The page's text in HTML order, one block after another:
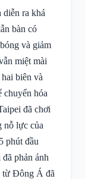
diễn ra khá
bàn có
và giảm
miệt mài
biên và
chuyển hóa
đã chơi
nỗ lực của
phút đầu
phản ánh
từ Đông Á đã